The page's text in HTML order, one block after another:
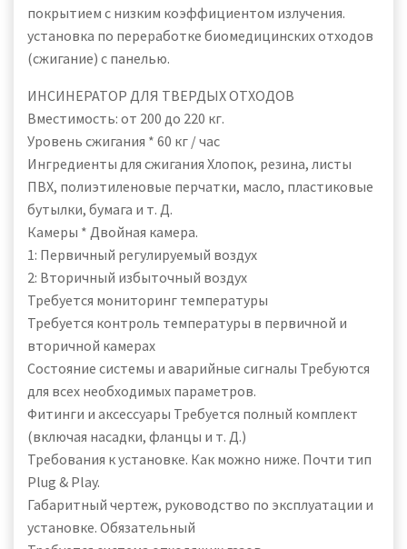
покрытием с низким коэффициентом излучения.
установка по переработке биомедицинских отходов
(сжигание) с панелью.
ИНСИНЕРАТОР ДЛЯ ТВЕРДЫХ ОТХОДОВ
Вместимость: от 200 до 220 кг.
Уровень сжигания * 60 кг / час
Ингредиенты для сжигания Хлопок, резина, листы
ПВХ, полиэтиленовые перчатки, масло, пластиковые
бутылки, бумага и т. Д.
Камеры * Двойная камера.
1: Первичный регулируемый воздух
2: Вторичный избыточный воздух
Требуется мониторинг температуры
Требуется контроль температуры в первичной и
вторичной камерах
Состояние системы и аварийные сигналы Требуются
для всех необходимых параметров.
Фитинги и аксессуары Требуется полный комплект
(включая насадки, фланцы и т. Д.)
Требования к установке. Как можно ниже. Почти тип
Plug & Play.
Габаритный чертеж, руководство по эксплуатации и
установке. Обязательный